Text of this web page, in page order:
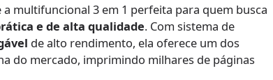
multifuncional 3 em 1 perfeita para quem busca
e de alta qualidade. Com sistema de
de alto rendimento, ela oferece um dos
do mercado, imprimindo milhares de páginas